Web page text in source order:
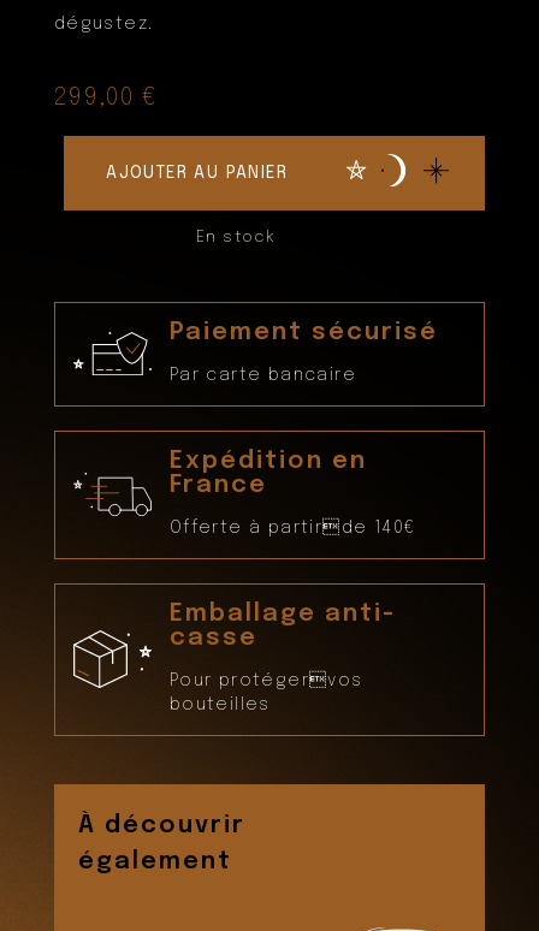
dégustez.
299,00 €
En stock
N.64
AJOUTER AU PANIER
Paiement sécurisé
Par carte bancaire
Expédition en
France
Offerte à partirde 140€
Emballage anti-
casse
Pour protégervos
bouteilles
À découvrir
également